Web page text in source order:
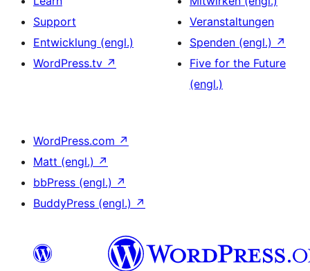
Support
Entwicklung (engl.)
WordPress.tv ↗
Veranstaltungen
Spenden (engl.) ↗
Five for the Future
(engl.)
WordPress.com ↗
Matt (engl.) ↗
bbPress (engl.) ↗
BuddyPress (engl.) ↗